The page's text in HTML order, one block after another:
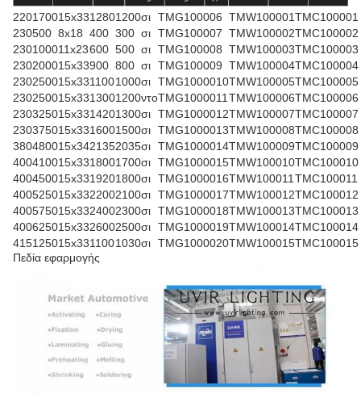
220170015x3312801200σι TMG100006 TMW100001TMC100001
230500 8x18 400 300 σι TMG100007 TMW100002TMC100002
230100011x23600 500 σι TMG100008 TMW100003TMC100003
230200015x33900 800 σι TMG100009 TMW100004TMC100004
230250015x3311001000σι TMG1000010TMW100005TMC100005
230250015x3313001200ντοTMG1000011 TMW100006TMC100006
230325015x3314201300σι TMG1000012TMW100007TMC100007
230375015x3316001500σι TMG1000013TMW100008TMC100008
380480015x3421352035σι TMG1000014TMW100009TMC100009
400410015x3318001700σι TMG1000015TMW100010TMC100010
400450015x3319201800σι TMG1000016TMW100011 TMC100011
400525015x3322002100σι TMG1000017TMW100012TMC100012
400575015x3324002300σι TMG1000018TMW100013TMC100013
400625015x3326002500σι TMG1000019TMW100014TMC100014
415125015x3311001030σι TMG1000020TMW100015TMC100015
Πεδία εφαρμογής